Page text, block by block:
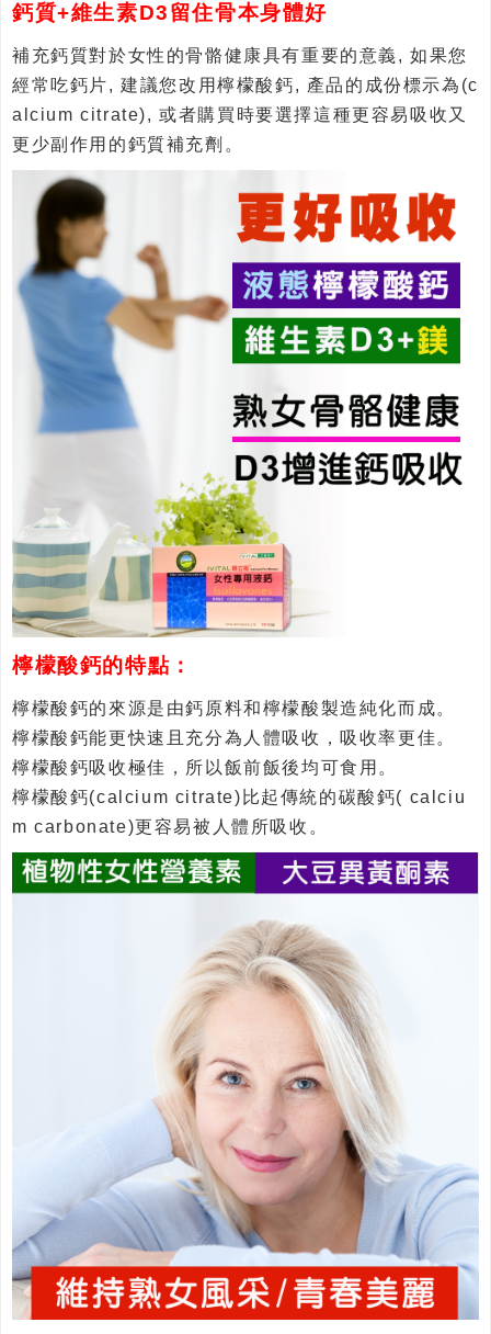
鈣質+維生素D3留住骨本身體好
補充鈣質對於女性的骨骼健康具有重要的意義, 如果您
經常吃鈣片, 建議您改用檸檬酸鈣, 產品的成份標示為(c
alcium citrate), 或者購買時要選擇這種更容易吸收又
更少副作用的鈣質補充劑。
檸檬酸鈣的特點：
檸檬酸鈣的來源是由鈣原料和檸檬酸製造純化而成。
檸檬酸鈣能更快速且充分為人體吸收，吸收率更佳。
檸檬酸鈣吸收極佳，所以飯前飯後均可食用。
檸檬酸鈣(calcium citrate)比起傳統的碳酸鈣( calciu
m carbonate)更容易被人體所吸收。